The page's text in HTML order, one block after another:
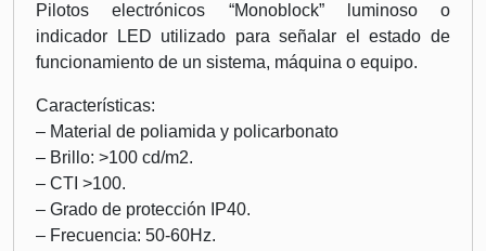
Pilotos electrónicos “Monoblock” luminoso o
indicador LED utilizado para señalar el estado de
funcionamiento de un sistema, máquina o equipo.
Características:
– Material de poliamida y policarbonato
– Brillo: >100 cd/m2.
– CTI >100.
– Grado de protección IP40.
– Frecuencia: 50-60Hz.